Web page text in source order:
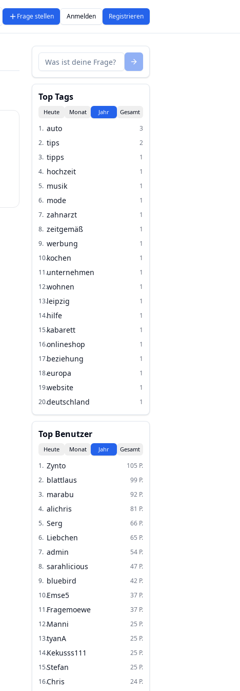
Frage stellen Anmelden Registrieren
Top Tags
Heute Monat Jahr Gesamt
1. auto
3
2. tips
2
3. tipps
1
4. hochzeit
1
5. musik
1
6. mode
1
7. zahnarzt
1
8. zeitgemäß
1
9. werbung
1
10.kochen
1
11.unternehmen
1
12.wohnen
1
13.leipzig
1
14.hilfe
1
15.kabarett
1
16.onlineshop
1
17.beziehung
1
18.europa
1
19.website
1
20.deutschland 1
Top Benutzer
Heute Monat Jahr Gesamt
1. Zynto 105 P.
2. blattlaus 99 P.
3. marabu 92 P.
4. alichris 81 P.
5. Serg 66 P.
6. Liebchen 65 P.
7. admin 54 P.
8. sarahlicious 47 P.
9. bluebird 42 P.
10.Emse5 37 P.
11.Fragemoewe 37 P.
12.Manni 25 P.
13.tyanA 25 P.
14.Kekusss111 25 P.
15.Stefan 25 P.
16.Chris 24 P.